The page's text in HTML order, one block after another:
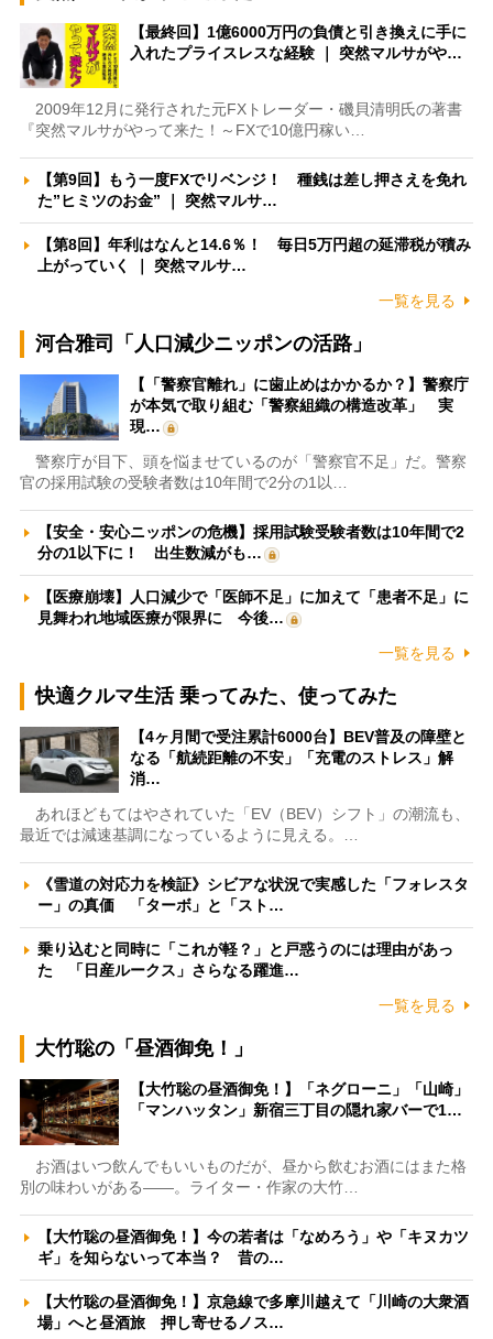
【最終回】1億6000万円の負債と引き換えに手に
入れたプライスレスな経験 ｜ 突然マルサがや…
2009年12月に発行された元FXトレーダー・磯貝清明氏の著書
『突然マルサがやって来た！～FXで10億円稼い…
【第9回】もう一度FXでリベンジ！ 種銭は差し押さえを免れ
た”ヒミツのお金” ｜ 突然マルサ…
【第8回】年利はなんと14.6％！ 毎日5万円超の延滞税が積み
上がっていく ｜ 突然マルサ…
一覧を見る
河合雅司「人口減少ニッポンの活路」
【「警察官離れ」に歯止めはかかるか？】警察庁
が本気で取り組む「警察組織の構造改革」 実
現…
警察庁が目下、頭を悩ませているのが「警察官不足」だ。警察
官の採用試験の受験者数は10年間で2分の1以…
【安全・安心ニッポンの危機】採用試験受験者数は10年間で2
分の1以下に！ 出生数減がも…
【医療崩壊】人口減少で「医師不足」に加えて「患者不足」に
見舞われ地域医療が限界に 今後…
一覧を見る
快適クルマ生活 乗ってみた、使ってみた
【4ヶ月間で受注累計6000台】BEV普及の障壁と
なる「航続距離の不安」「充電のストレス」解
消…
あれほどもてはやされていた「EV（BEV）シフト」の潮流も、
最近では減速基調になっているように見える。…
《雪道の対応力を検証》シビアな状況で実感した「フォレスタ
ー」の真価 「ターボ」と「スト…
乗り込むと同時に「これが軽？」と戸惑うのには理由があっ
た 「日産ルークス」さらなる躍進…
一覧を見る
大竹聡の「昼酒御免！」
【大竹聡の昼酒御免！】「ネグローニ」「山崎」
「マンハッタン」新宿三丁目の隠れ家バーで1…
お酒はいつ飲んでもいいものだが、昼から飲むお酒にはまた格
別の味わいがある――。ライター・作家の大竹…
【大竹聡の昼酒御免！】今の若者は「なめろう」や「キヌカツ
ギ」を知らないって本当？ 昔の…
【大竹聡の昼酒御免！】京急線で多摩川越えて「川崎の大衆酒
場」へと昼酒旅 押し寄せるノス…